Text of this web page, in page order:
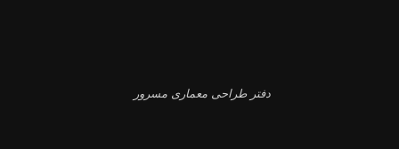
دفتر طراحی معماری مسرور